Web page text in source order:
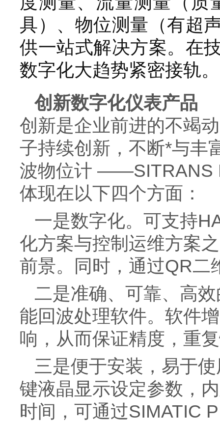
具）、物位测量（有超
供一站式解决方案。在
数字化大趋势紧密接轨。
创新数字化仪表产品
创新是企业前进的不竭
子持续创新，不断*与丰
波物位计 ——SITRANS
体现在以下四个方面：
一是数字化。可支持
化方案与控制运维方案
前景。同时，通过QR二
二是准确、可靠、高
能回波处理软件。软件
响，从而保证精度，重
三是便于安装，易于
键液晶显示设定参数，
时间，可通过SIMATIC